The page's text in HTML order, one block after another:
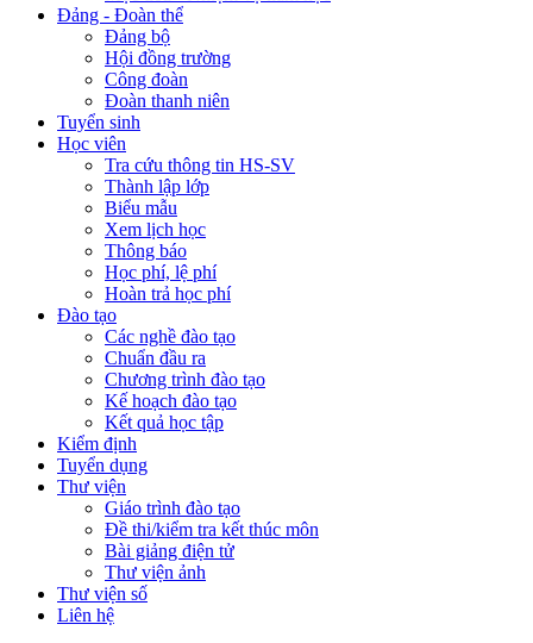
Đảng - Đoàn thể
Đảng bộ
Hội đồng trường
Công đoàn
Đoàn thanh niên
Tuyển sinh
Học viên
Tra cứu thông tin HS-SV
Thành lập lớp
Biểu mẫu
Xem lịch học
Thông báo
Học phí, lệ phí
Hoàn trả học phí
Đào tạo
Các nghề đào tạo
Chuẩn đầu ra
Chương trình đào tạo
Kế hoạch đào tạo
Kết quả học tập
Kiểm định
Tuyển dụng
Thư viện
Giáo trình đào tạo
Đề thi/kiểm tra kết thúc môn
Bài giảng điện tử
Thư viện ảnh
Thư viện số
Liên hệ